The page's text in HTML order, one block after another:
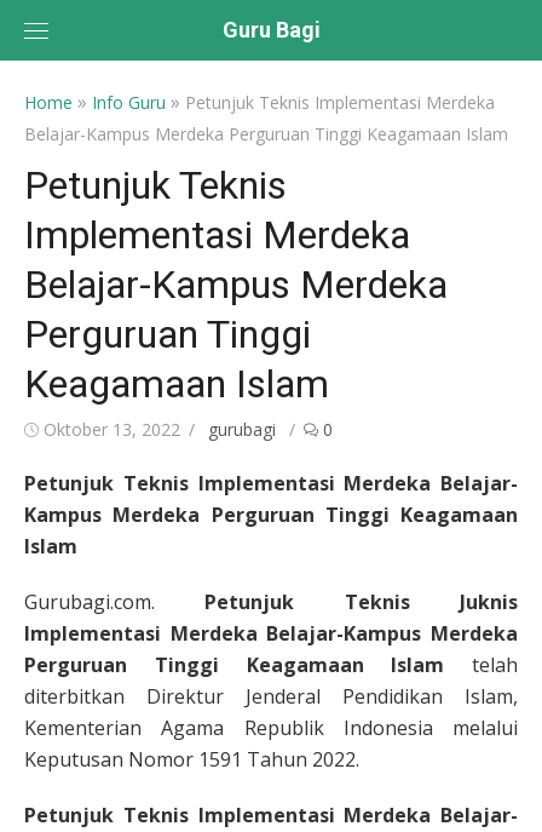
Guru Bagi
Home » Info Guru » Petunjuk Teknis Implementasi Merdeka
Belajar-Kampus Merdeka Perguruan Tinggi Keagamaan Islam
Petunjuk Teknis
Implementasi Merdeka
Belajar-Kampus Merdeka
Perguruan Tinggi
Keagamaan Islam
Posted
Oktober 13, 2022 Author
gurubagi 0
Petunjuk Teknis Implementasi Merdeka Belajar-
Kampus Merdeka Perguruan Tinggi Keagamaan
Islam
Gurubagi.com. Petunjuk Teknis Juknis
Implementasi Merdeka Belajar-Kampus Merdeka
Perguruan Tinggi Keagamaan Islam telah
diterbitkan Direktur Jenderal Pendidikan Islam,
Kementerian Agama Republik Indonesia melalui
Keputusan Nomor 1591 Tahun 2022.
Petunjuk Teknis Implementasi Merdeka Belajar-